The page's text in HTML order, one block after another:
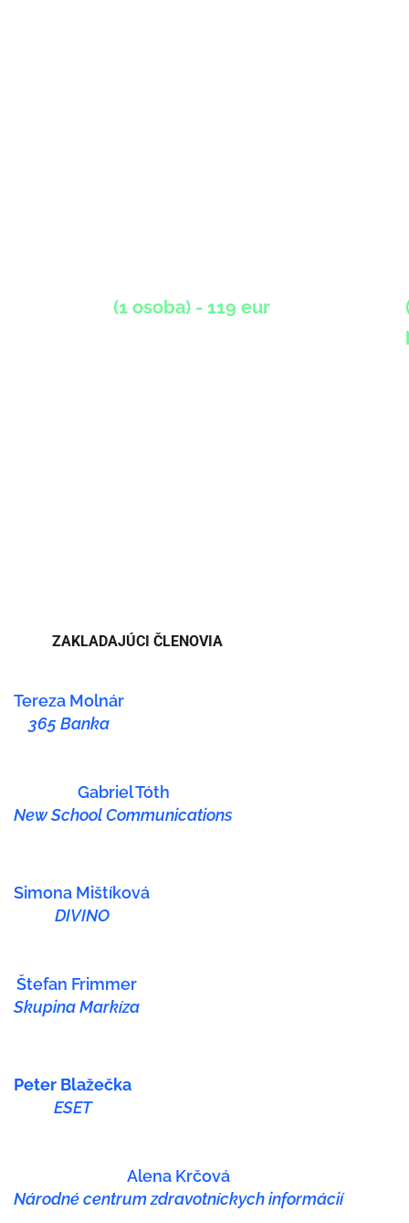
(1 osoba) - 119 eur
ZAKLADAJÚCI ČLENOVIA
Tereza Molnár
365 Banka
Gabriel Tóth
New School Communications
Simona Mištíková
DIVINO
Štefan Frimmer
Skupina Markíza
Peter Blažečka
ESET
Alena Krčová
Národné centrum zdravotníckych informácií